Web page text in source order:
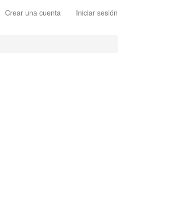
Crear una cuenta Iniciar sesión